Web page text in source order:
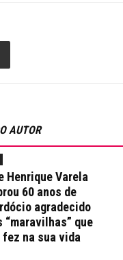
AUTOR
Henrique Varela
60 anos de
agradecido
“maravilhas” que
fez na sua vida